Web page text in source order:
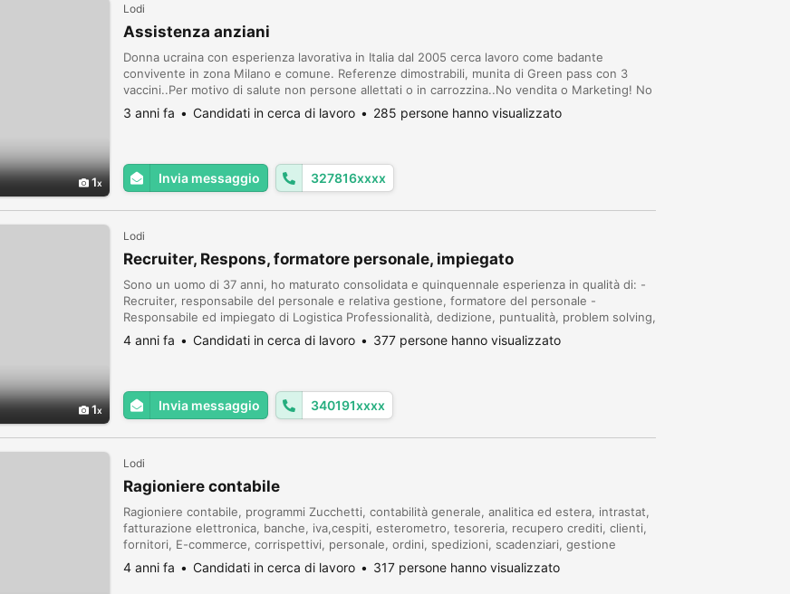
1
Lodi
Assistenza anziani
Donna ucraina con esperienza lavorativa in Italia dal 2005 cerca lavoro come badante
convivente in zona Milano e comune. Referenze dimostrabili, munita di Green pass con 3
vaccini..Per motivo di salute non persone allettati o in carrozzina..No vendita o Marketing! No
lavori turismo in online e altri lavoretti in online.. Disponibilità immediata.. Scrivere su...
3 anni fa Candidati in cerca di lavoro 285 persone hanno visualizzato
Invia messaggio 327816xxxx
1
Lodi
Recruiter, Respons, formatore personale, impiegato
Sono un uomo di 37 anni, ho maturato consolidata e quinquennale esperienza in qualità di: -
Recruiter, responsabile del personale e relativa gestione, formatore del personale -
Responsabile ed impiegato di Logistica Professionalità, dedizione, puntualità, problem solving,
affidabilità sono le doti che completano il mio profilo professionale. Sono alla ricerc...
4 anni fa Candidati in cerca di lavoro 377 persone hanno visualizzato
Invia messaggio 340191xxxx
Lodi
Ragioniere contabile
Ragioniere contabile, programmi Zucchetti, contabilità generale, analitica ed estera, intrastat,
fatturazione elettronica, banche, iva,cespiti, esterometro, tesoreria, recupero crediti, clienti,
fornitori, E-commerce, corrispettivi, personale, ordini, spedizioni, scadenziari, gestione
magazzino e produzione. dote lavoro con incentivi in caso di assunzione. T...
4 anni fa Candidati in cerca di lavoro 317 persone hanno visualizzato